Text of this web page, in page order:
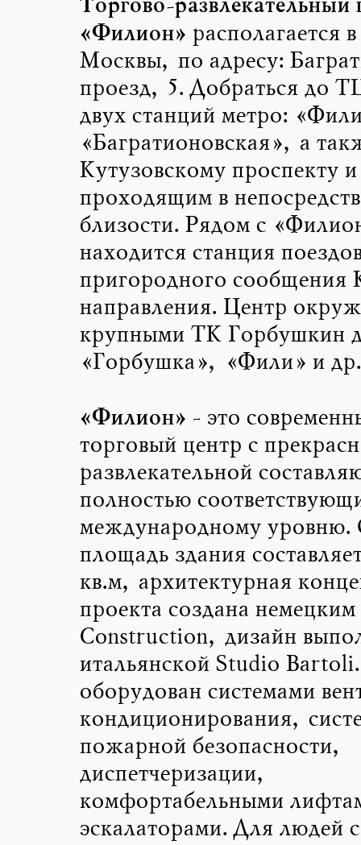
Торгово-развлекательный
«Филион» располагается
Москвы, по адресу:
проезд, 5. Добраться до
двух станций метро:
«Багратионовская», а
Кутузовскому проспекту
проходящим в
близости. Рядом с
находится станция поездов
пригородного сообщения
направления. Центр
крупными ТК Горбушкин
«Горбушка», «Фили» и др.
«Филион» - это
торговый центр с
развлекательной
полностью
международному уровню.
площадь здания
кв.м, архитектурная
проекта создана
Construction, дизайн
итальянской Studio
оборудован системами
кондиционирования,
пожарной безопасности,
диспетчеризации,
комфортабельными
эскалаторами. Для людей с